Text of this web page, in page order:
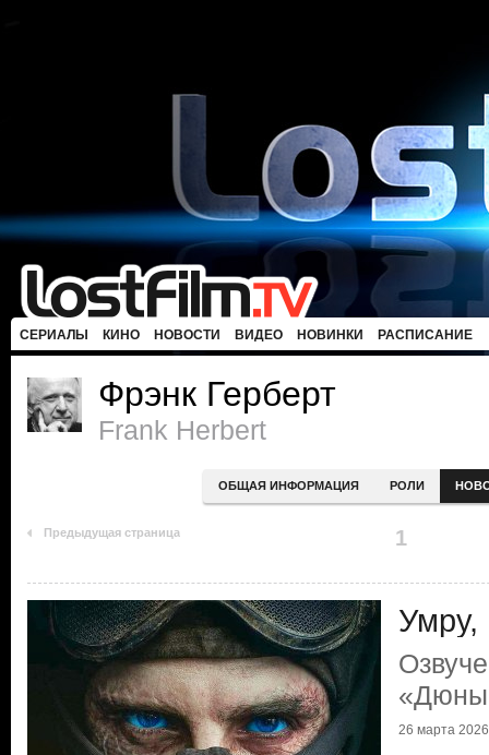
СЕРИАЛЫ КИНО НОВОСТИ ВИДЕО НОВИНКИ РАСПИСАНИЕ
Фрэнк Герберт
Frank Herbert
ОБЩАЯ ИНФОРМАЦИЯ РОЛИ
Предыдущая страница 1
Умру,
26 марта 2026